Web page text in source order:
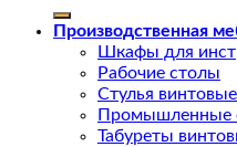
Производственная
Шкафы для
Рабочие столы
Стулья винтовые
Промышленные
Табуреты